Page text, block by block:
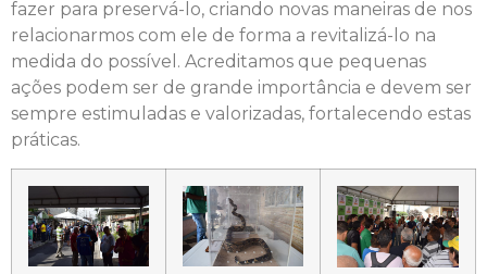
fazer para preservá-lo, criando novas maneiras de nos
relacionarmos com ele de forma a revitalizá-lo na
medida do possível. Acreditamos que pequenas
ações podem ser de grande importância e devem ser
sempre estimuladas e valorizadas, fortalecendo estas
práticas.